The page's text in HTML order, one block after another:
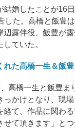
婚したことが16
た。高橋と飯豊
露伴役、飯豊が
ていた。
た高橋一生＆飯豊
橋一生と飯豊ま
かけとなり、現
て、作品に関わ
て頂きます」とつ